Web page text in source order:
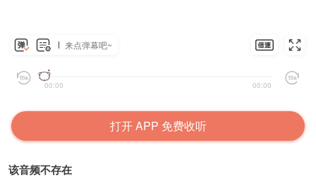
来点弹幕吧~
00:00 00:00
打开 APP 免费收听
该音频不存在